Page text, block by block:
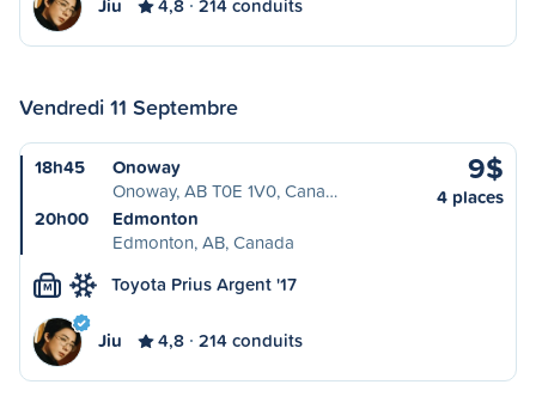
Jiu 4,8 214 conduits
Vendredi 11 Septembre
18h45
Onoway
Onoway, AB T0E 1V0, Cana…
20h00
Edmonton
Edmonton, AB, Canada
9$
4 places
M Toyota Prius Argent '17
Jiu 4,8 214 conduits